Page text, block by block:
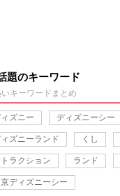
題のキーワード
キーワードまとめ
ズニー ディズニーシー
ズニーランド くし
ラクション ランド
ディズニーシー